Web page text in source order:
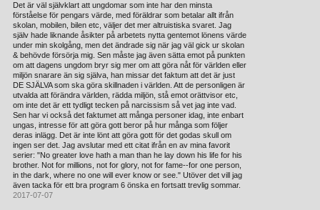
Det är väl självklart att ungdomar som inte har den minsta
förståelse för pengars värde, med föräldrar som betalar allt ifrån
skolan, mobilen, bilen etc, väljer det mer altruistiska svaret. Jag
själv hade liknande åsikter på arbetets nytta gentemot lönens värde
under min skolgång, men det ändrade sig när jag väl gick ur skolan
& behövde försörja mig. Sen måste jag även sätta emot på punkten
om att dagens ungdom bryr sig mer om att göra nåt för världen eller
miljön snarare än sig själva, han missar det faktum att det är just
DE SJÄLVA som ska göra skillnaden i världen. Att de personligen är
utvalda att förändra världen, rädda miljön, stå emot orättvisor etc,
om inte det är ett tydligt tecken på narcissism så vet jag inte vad.
Sen har vi också det faktumet att många personer idag, inte enbart
ungas, intresse för att göra gott beror på hur många som följer
deras inlägg. Det är inte lönt att göra gott för det godas skull om
ingen ser det. Jag avslutar med ett citat ifrån en av mina favorit
serier: "No greater love hath a man than he lay down his life for his
brother. Not for millions, not for glory, not for fame--for one person,
in the dark, where no one will ever know or see." Utöver det vill jag
även tacka för ett bra program 6 önska en fortsatt trevlig sommar.
2017-07-07